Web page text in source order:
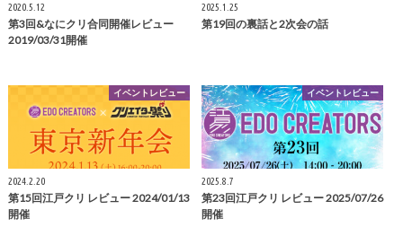
2020.5.12
第3回&なにクリ合同開催レビュー
2019/03/31開催
2025.1.25
第19回の裏話と2次会の話
イベントレビュー
2024.2.20
第15回江戸クリ レビュー 2024/01/13
開催
イベントレビュー
2025.8.7
第23回江戸クリ レビュー 2025/07/26
開催